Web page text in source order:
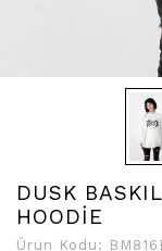
DUSK
HOODİE
Ürün Kodu: